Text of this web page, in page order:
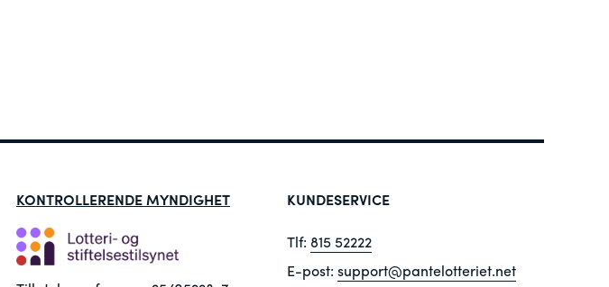
KONTROLLERENDE MYNDIGHET KUNDESERVICE
Tlf: 815 52222
E-post: support@pantelotteriet.net